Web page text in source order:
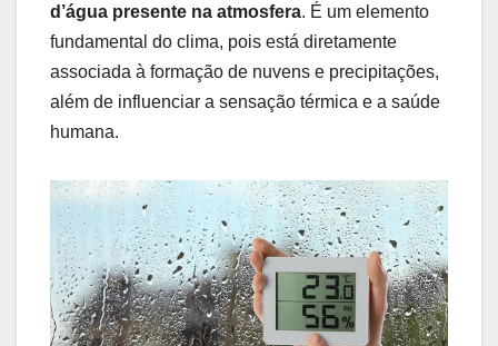
d’água presente na atmosfera. É um elemento
fundamental do clima, pois está diretamente
associada à formação de nuvens e precipitações,
além de influenciar a sensação térmica e a saúde
humana.